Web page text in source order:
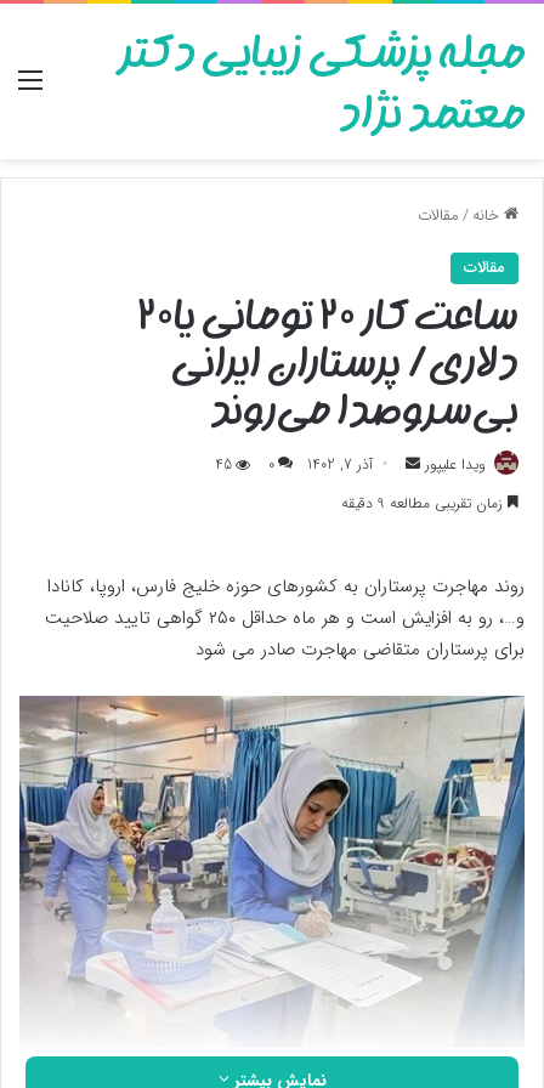
مجله پزشکی زیبایی دکتر
معتمد نژاد
خانه/مقالات
مقالات
ساعت کار ۲۰ تومانی یا۲۰
دلاری/ پرستاران ایرانی
بی‌سروصدا می‌روند
ویدا علیپور
ارسال
به
آذر 7, 1402 0
45
زمان تقریبی مطالعه 9 دقیقه
روند مهاجرت پرستاران به کشورهای حوزه خلیج فارس، اروپا، کانادا
و…، رو به افزایش است و هر ماه حداقل ۲۵۰ گواهی تایید صلاحیت
برای پرستاران متقاضی مهاجرت صادر می شود
نمایش بیشتر